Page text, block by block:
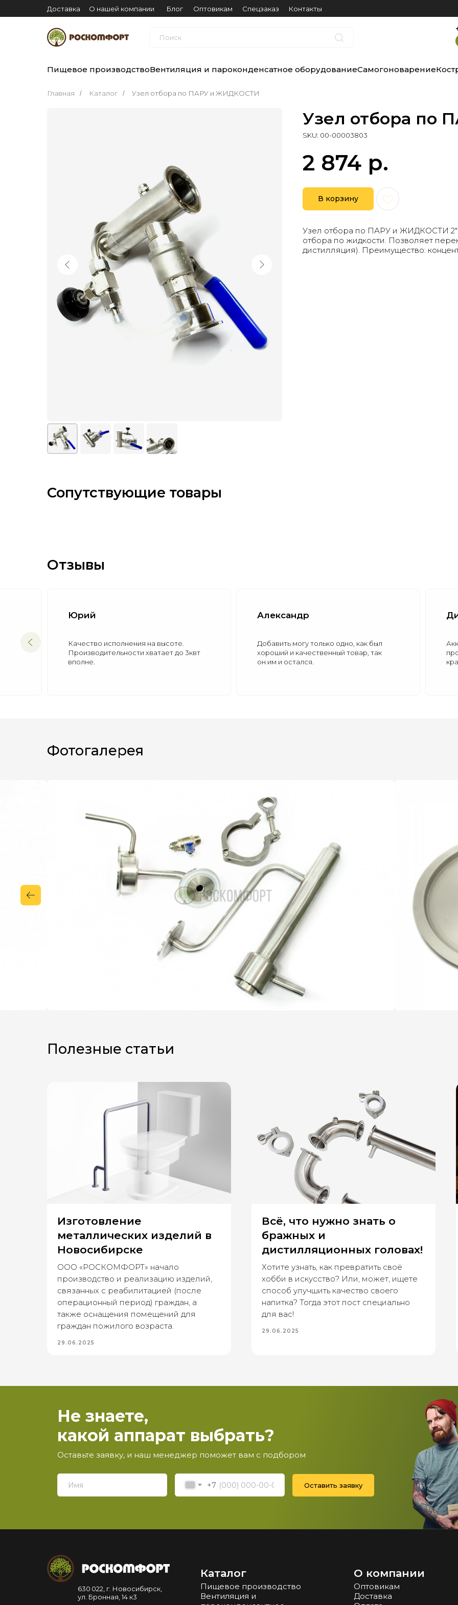
Доставка О нашей компании Блог Оптовикам Спецзаказ Контакты
Поиск
Пищевое производствоВентиляция и пароконденсатное оборудованиеСамогоноварение
Главная / Каталог / Узел отбора по ПАРУ и ЖИДКОСТИ
Узел отбора по
SKU: 00-00003803
2 874 р.
В корзину
Узел отбора по ПАРУ и ЖИДКОСТИ 2"
отбора по жидкости. Позволяет
дистилляция). Преимущество:
Сопутствующие товары
Отзывы
на высоте.
хватает до 3квт
Добавить могу только одно, как был
хороший и качественный товар, так
Аккуратный, не разболтаyный
протянут на соединениях), да, и
Фотогалерея
Полезные статьи
Изготовление
металлических изделий в
Новосибирске
ООО «РОСКОМФОРТ» начало
производство и реализацию изделий,
связанных с реабилитацией (после
операционный период) граждан, а
также оснащения помещений для
граждан пожилого возраста.
29.06.2025
Всё, что нужно знать о
бражных и
дистилляционных головах!
Хотите узнать, как превратить своё
хобби в искусство? Или, может, ищете
способ улучшить качество своего
напитка? Тогда этот пост специально
для вас!
29.06.2025
Не знаете,
какой аппарат выбрать?
Оставьте заявку, и наш менеджер поможет вам с подбором
+7 Оставить заявку
Каталог
Пищевое производство
Вентиляция и
О компании
Оптовикам
Доставка
630 022, г. Новосибирск,
ул. Бронная, 14 к3